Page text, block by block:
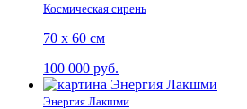
Космическая сирень
70 х 60 см
100 000 руб.
Энергия Лакшми